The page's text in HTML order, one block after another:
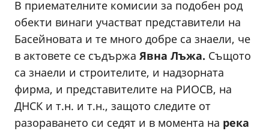
В приемателните комисии за подобен род
обекти винаги участват представители на
Басейновата и те много добре са знаели, че
в актовете се съдържа Явна Лъжа. Същото
са знаели и строителите, и надзорната
фирма, и представителите на РИОСВ, на
ДНСК и т.н. и т.н., защото следите от
разораването си седят и в момента на река